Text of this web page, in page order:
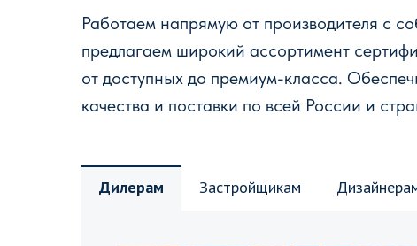
Работаем напрямую от производителя с
предлагаем широкий ассортимент
от доступных до премиум-класса.
качества и поставки по всей России и
Дилерам Застройщикам